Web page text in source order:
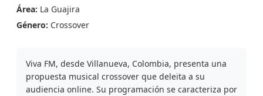
Área: La Guajira
Género: Crossover
Viva FM, desde Villanueva, Colombia, presenta una
propuesta musical crossover que deleita a su
audiencia online. Su programación se caracteriza por